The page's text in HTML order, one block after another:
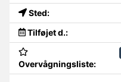
Sted:
Tilføjet d.:
Overvågningsliste: